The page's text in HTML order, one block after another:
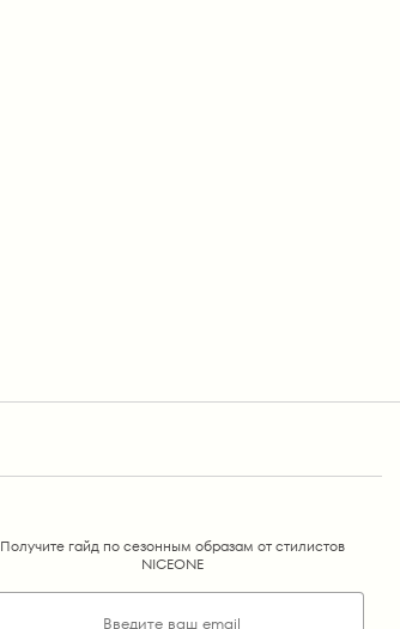
Получите гайд по сезонным образам от стилистов
NICEONE